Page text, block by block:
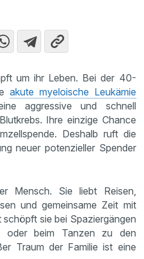
um ihr Leben. Bei der 40-
akute myeloische Leukämie
aggressive und schnell
Ihre einzige Chance
Deshalb ruft die
neuer potenzieller Spender
Mensch. Sie liebt Reisen,
und gemeinsame Zeit mit
schöpft sie bei Spaziergängen
oder beim Tanzen zu den
Traum der Familie ist eine